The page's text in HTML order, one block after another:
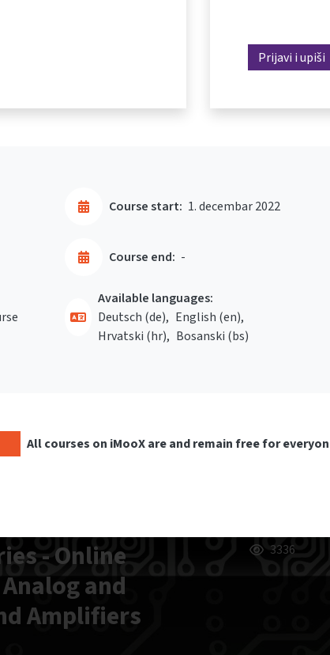
Prijavi i upiši
Course start: 1. decembar 2022
Course end: -
Available languages:
Deutsch ‎(de)‎
English ‎(en)‎
Hrvatski ‎(hr)‎
Bosanski ‎(bs)‎
All courses on iMooX are and remain free for
- Online
and
Amplifiers
3336